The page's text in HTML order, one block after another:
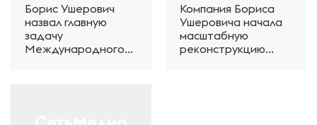
Борис Ушерович
назвал главную
задачу
Международного
Компания Бориса
Ушеровича начала
масштабную
реконструкцию